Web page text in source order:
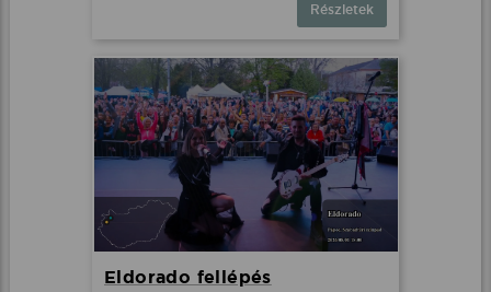
Részletek
Eldorado fellépés